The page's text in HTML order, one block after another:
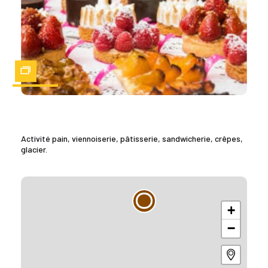
Zoom
Activité pain, viennoiserie, pâtisserie, sandwicherie, crêpes,
glacier.
+
−